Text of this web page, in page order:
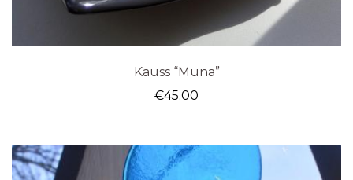
Kauss “Muna”
€45.00